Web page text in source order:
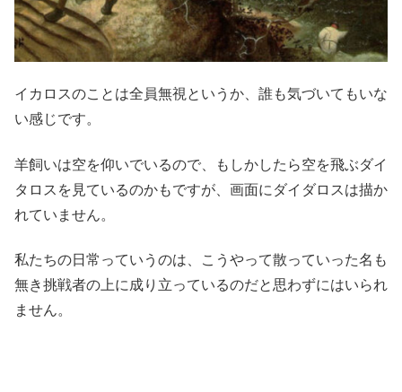
イカロスのことは全員無視というか、誰も気づいてもいな
い感じです。
羊飼いは空を仰いでいるので、もしかしたら空を飛ぶダイ
タロスを見ているのかもですが、画面にダイダロスは描か
れていません。
私たちの日常っていうのは、こうやって散っていった名も
無き挑戦者の上に成り立っているのだと思わずにはいられ
ません。